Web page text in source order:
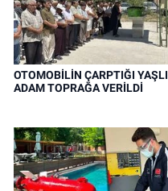
OTOMOBİLİN ÇARPTIĞI YAŞLI
ADAM TOPRAĞA VERİLDİ